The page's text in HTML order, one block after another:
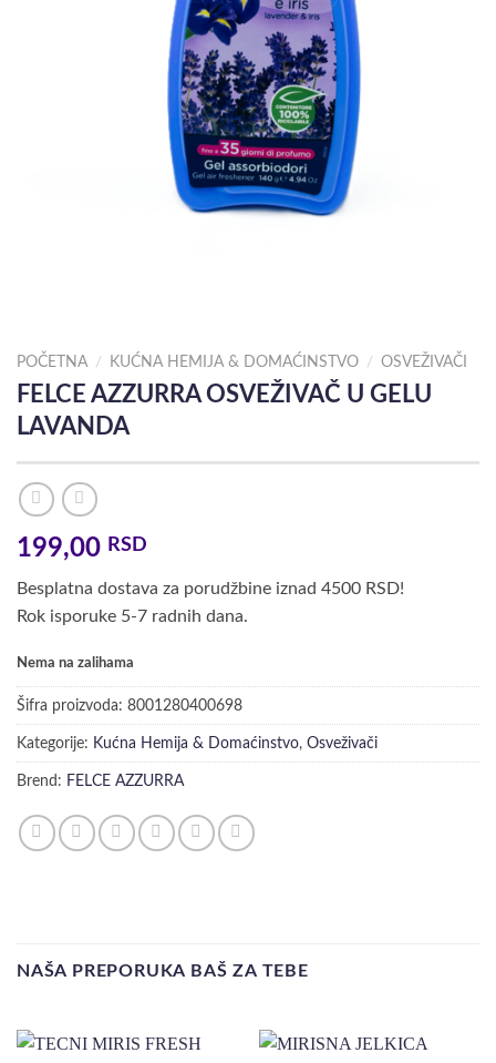
POČETNA / KUĆNA HEMIJA & DOMAĆINSTVO / OSVEŽIVAČI
FELCE AZZURRA OSVEŽIVAČ U GELU
LAVANDA
199,00 RSD
Besplatna dostava za porudžbine iznad 4500 RSD!
Rok isporuke 5-7 radnih dana.
Nema na zalihama
Šifra proizvoda: 8001280400698
Kategorije: Kućna Hemija & Domaćinstvo, Osveživači
Brend: FELCE AZZURRA
NAŠA PREPORUKA BAŠ ZA TEBE